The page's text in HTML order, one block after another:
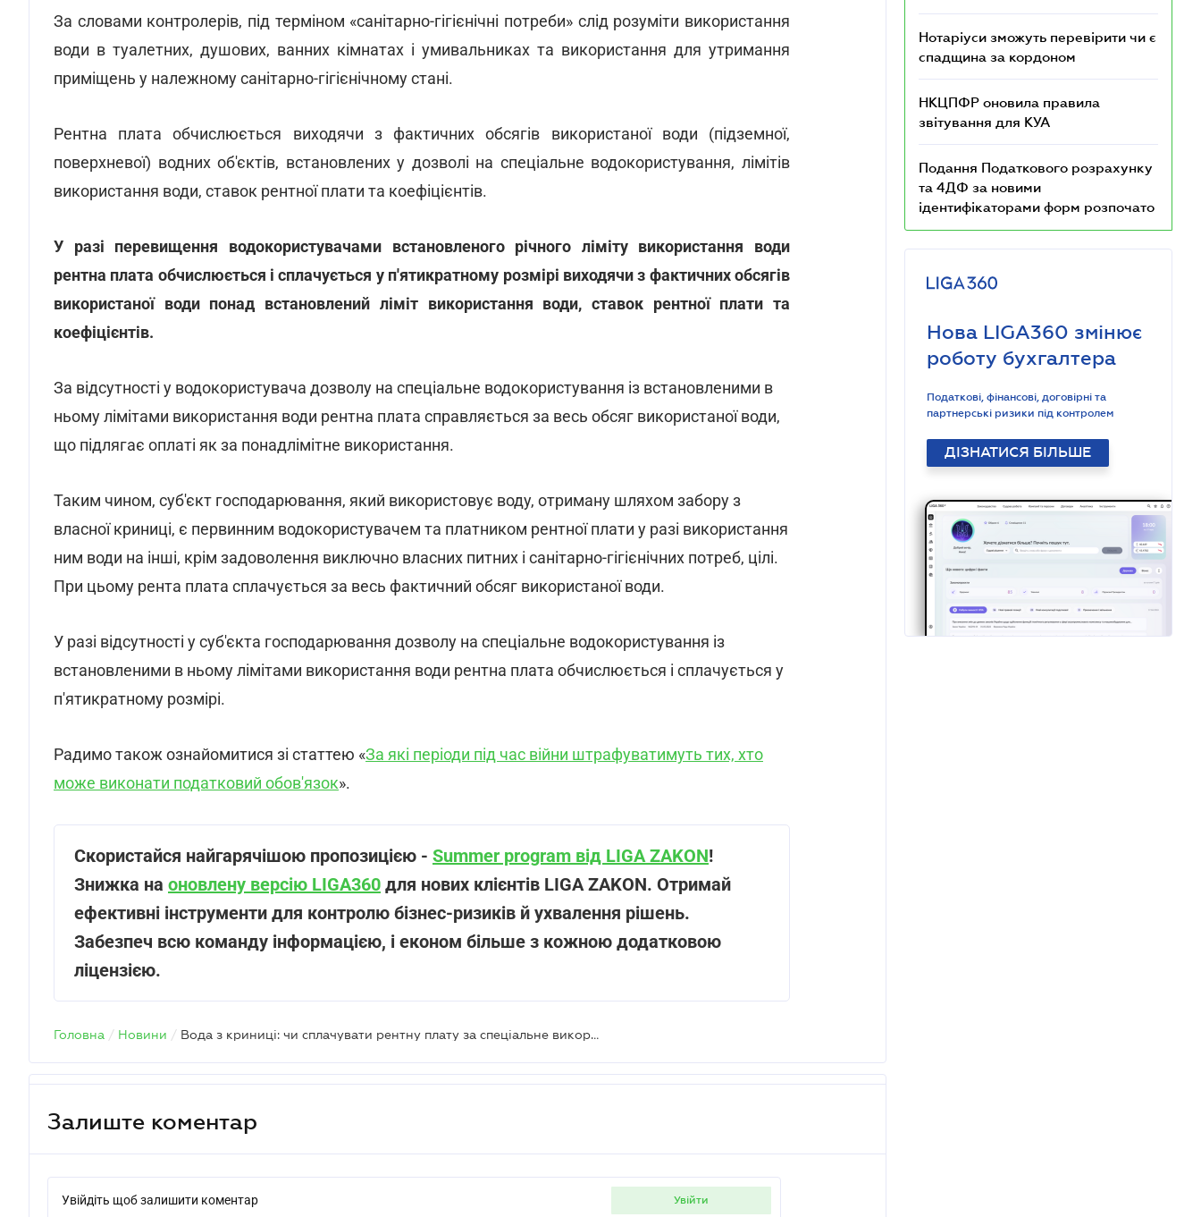
За словами контролерів, під терміном «санітарно-гігієнічні потреби» слід розуміти використання
води в туалетних, душових, ванних кімнатах і умивальниках та використання для утримання
приміщень у належному санітарно-гігієнічному стані.
Рентна плата обчислюється виходячи з фактичних обсягів використаної води (підземної,
поверхневої) водних об'єктів, встановлених у дозволі на спеціальне водокористування, лімітів
використання води, ставок рентної плати та коефіцієнтів.
У разі перевищення водокористувачами встановленого річного ліміту використання води
рентна плата обчислюється і сплачується у п'ятикратному розмірі виходячи з фактичних обсягів
використаної води понад встановлений ліміт використання води, ставок рентної плати та
коефіцієнтів.
За відсутності у водокористувача дозволу на спеціальне водокористування із встановленими в
ньому лімітами використання води рентна плата справляється за весь обсяг використаної води,
що підлягає оплаті як за понадлімітне використання.
Таким чином, суб'єкт господарювання, який використовує воду, отриману шляхом забору з
власної криниці, є первинним водокористувачем та платником рентної плати у разі використання
ним води на інші, крім задоволення виключно власних питних і санітарно-гігієнічних потреб, цілі.
При цьому рента плата сплачується за весь фактичний обсяг використаної води.
У разі відсутності у суб'єкта господарювання дозволу на спеціальне водокористування із
встановленими в ньому лімітами використання води рентна плата обчислюється і сплачується у
п'ятикратному розмірі.
Радимо також ознайомитися зі статтею «За які періоди під час війни штрафуватимуть тих, хто
може виконати податковий обов'язок».
Скористайся найгарячішою пропозицією - Summer program від LIGA ZAKON!
Знижка на оновлену версію LIGA360 для нових клієнтів LIGA ZAKON. Отримай
ефективні інструменти для контролю бізнес-ризиків й ухвалення рішень.
Забезпеч всю команду інформацією, і економ більше з кожною додатковою
ліцензією.
Головна / Новини / Вода з криниці: чи сплачувати рентну плату за спеціальне використання води
Залиште коментар
Увійдіть щоб залишити коментар увійти
Нотаріуси зможуть перевірити чи є
спадщина за кордоном
НКЦПФР оновила правила
звітування для КУА
Подання Податкового розрахунку
та 4ДФ за новими
ідентифікаторами форм розпочато
Нова LIGA360 змінює
роботу бухгалтера
Податкові, фінансові, договірні та
партнерські ризики під контролем
ДІЗНАТИСЯ БІЛЬШЕ